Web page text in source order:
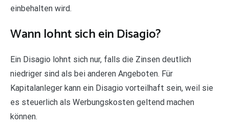
einbehalten wird.
Wann lohnt sich ein Disagio?
Ein Disagio lohnt sich nur, falls die Zinsen deutlich
niedriger sind als bei anderen Angeboten. Für
Kapitalanleger kann ein Disagio vorteilhaft sein, weil sie
es steuerlich als Werbungskosten geltend machen
können.